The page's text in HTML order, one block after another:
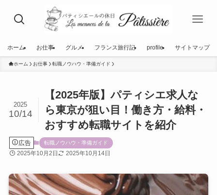
ホーム お仕事 グルメ フランス旅行記 profile サイトマップ
ホーム お仕事 転職ノウハウ・準備ガイド
【2025年版】パティシエ求人な
ら東京が狙い目！働き方・給料・
おすすめ転職サイトを紹介
2025
10/14
広告 転職ノウハウ・準備ガイド
2025年10月2日 2025年10月14日